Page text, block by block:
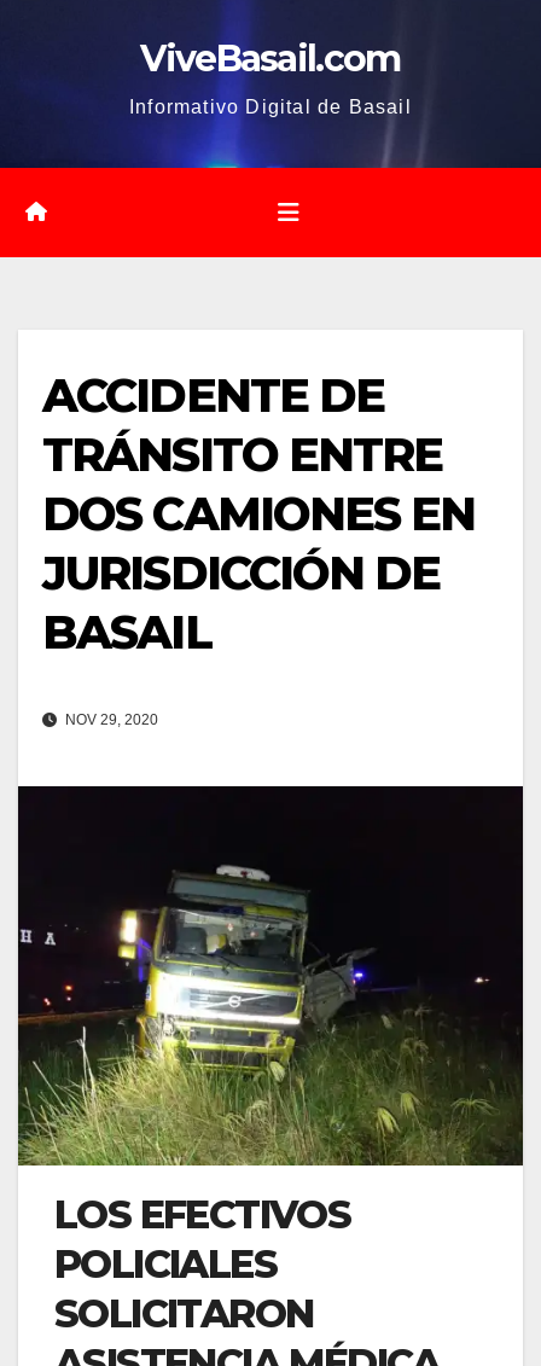
ViveBasail.com
Informativo Digital de Basail
ACCIDENTE DE
TRÁNSITO ENTRE
DOS CAMIONES EN
JURISDICCIÓN DE
BASAIL
NOV 29, 2020
LOS EFECTIVOS
POLICIALES
SOLICITARON